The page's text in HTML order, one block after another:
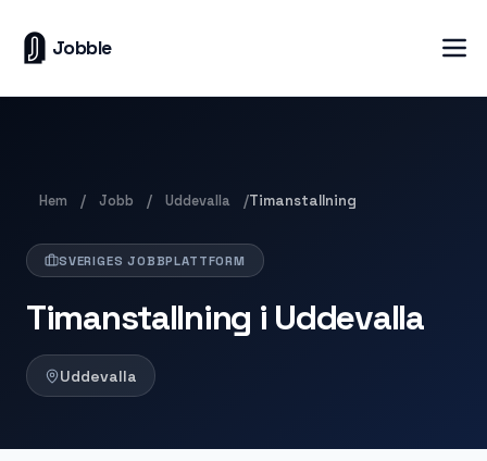
Jobble
Hem / Jobb / Uddevalla /Timanstallning
SVERIGES JOBBPLATTFORM
Timanstallning i Uddevalla
Uddevalla